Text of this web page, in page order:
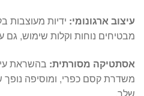
עיצוב ארגונומי: ידיות מעוצבות
מבטיחים נוחות וקלות שימוש, גם
אסתטיקה מסורתית: בהשראת
משדרת קסם כפרי, ומוסיפה